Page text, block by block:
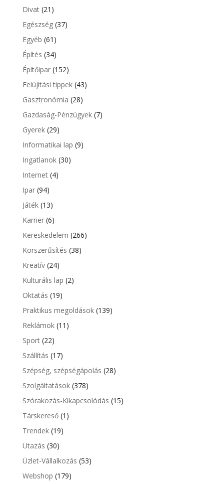
Divat(21)
Egészség(37)
Egyéb (61)
Építés (34)
Építőipar(152)
Felújítási tippek(43)
Gasztronómia (28)
Gazdaság-Pénzügyek(7)
Gyerek(29)
Informatikai lap (9)
Ingatlanok(30)
Internet(4)
Ipar(94)
Játék(13)
Karrier(6)
Kereskedelem (266)
Korszerűsítés (38)
Kreatív(24)
Kulturális lap (2)
Oktatás (19)
Praktikus megoldások(139)
Reklámok(11)
Sport(22)
Szállítás (17)
Szépség, szépségápolás (28)
Szolgáltatások(378)
Szórakozás-Kikapcsolódás (15)
Társkereső(1)
Trendek(19)
Utazás (30)
Üzlet-Vállalkozás (53)
Webshop (179)